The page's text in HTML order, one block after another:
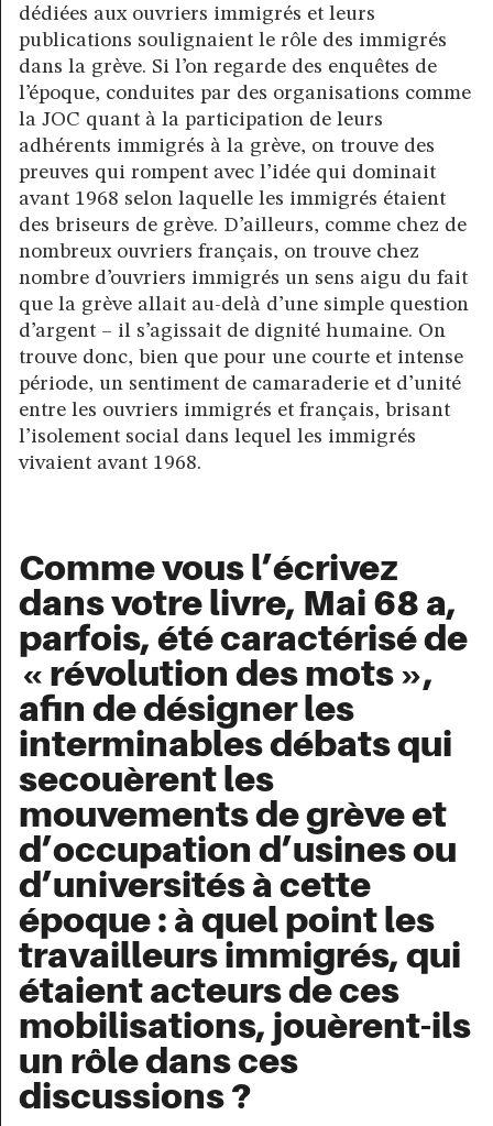
dédiées aux ouvriers immigrés et leurs
publications soulignaient le rôle des immigrés
dans la grève. Si l’on regarde des enquêtes de
l’époque, conduites par des organisations comme
la JOC quant à la participation de leurs
adhérents immigrés à la grève, on trouve des
preuves qui rompent avec l’idée qui dominait
avant 1968 selon laquelle les immigrés étaient
des briseurs de grève. D’ailleurs, comme chez de
nombreux ouvriers français, on trouve chez
nombre d’ouvriers immigrés un sens aigu du fait
que la grève allait au-delà d’une simple question
d’argent – il s’agissait de dignité humaine. On
trouve donc, bien que pour une courte et intense
période, un sentiment de camaraderie et d’unité
entre les ouvriers immigrés et français, brisant
l’isolement social dans lequel les immigrés
vivaient avant 1968.
Comme vous l’écrivez
dans votre livre, Mai 68 a,
parfois, été caractérisé de
« révolution des mots »,
afin de désigner les
interminables débats qui
secouèrent les
mouvements de grève et
d’occupation d’usines ou
d’universités à cette
époque : à quel point les
travailleurs immigrés, qui
étaient acteurs de ces
mobilisations, jouèrent-ils
un rôle dans ces
discussions ?